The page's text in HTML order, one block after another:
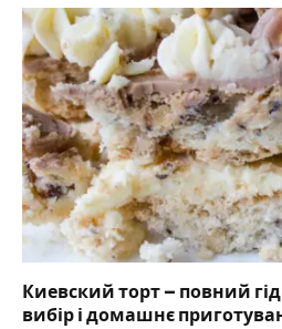
Киевский торт – повний
вибір і домашнє